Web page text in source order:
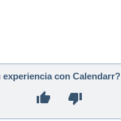
experiencia con Calendarr?